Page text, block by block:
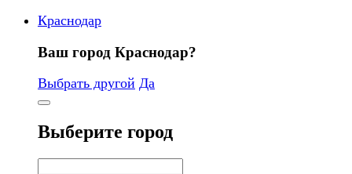
Краснодар
Ваш город Краснодар?
Выбрать другой Да
Выберите город